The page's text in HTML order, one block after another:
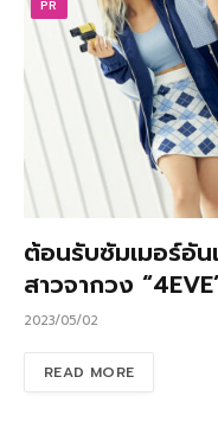
PR
ต้อนรับซัมเมอร์อั
สาวจากวง
2023/05/02
READ MORE